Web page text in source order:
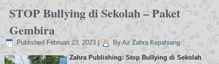
STOP Bullying di Sekolah – Paket
Gembira
Published Februari 23, 2023 By Az Zahra Kepahiang
Zahra Publishing: Stop Bullying di Sekolah